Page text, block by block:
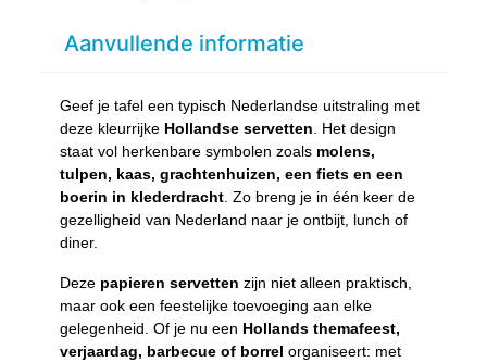
Aanvullende informatie
Geef je tafel een typisch Nederlandse uitstraling met
deze kleurrijke Hollandse servetten. Het design
staat vol herkenbare symbolen zoals molens,
tulpen, kaas, grachtenhuizen, een fiets en een
boerin in klederdracht. Zo breng je in één keer de
gezelligheid van Nederland naar je ontbijt, lunch of
diner.
Deze papieren servetten zijn niet alleen praktisch,
maar ook een feestelijke toevoeging aan elke
gelegenheid. Of je nu een Hollands themafeest,
verjaardag, barbecue of borrel organiseert: met